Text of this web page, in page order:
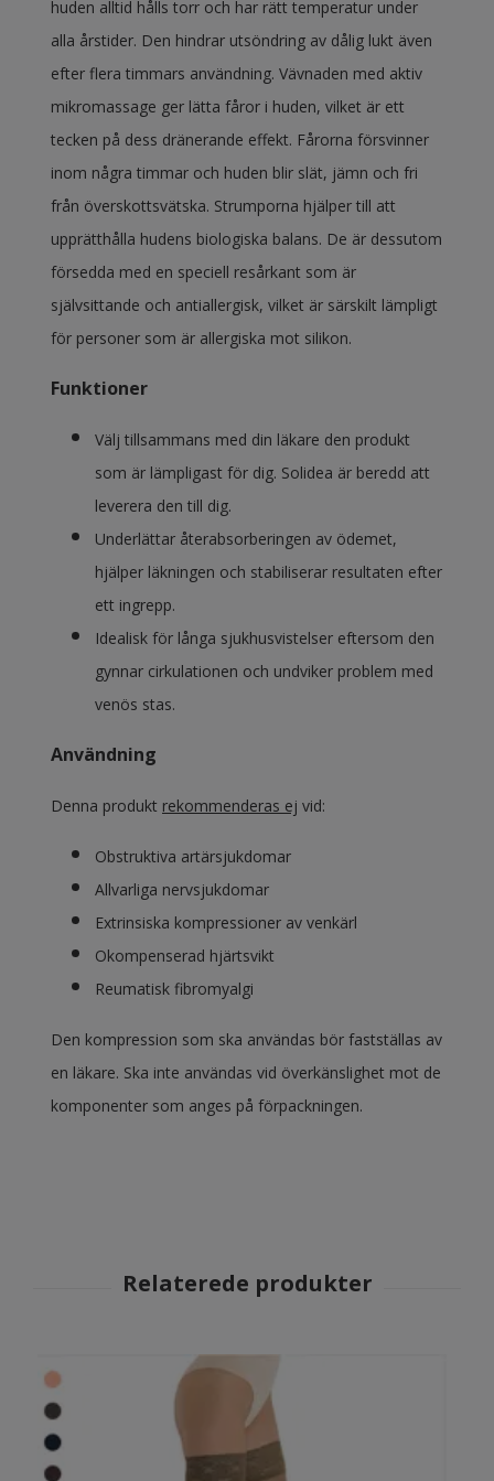
huden alltid hålls torr och har rätt temperatur under
alla årstider. Den hindrar utsöndring av dålig lukt även
efter flera timmars användning. Vävnaden med aktiv
mikromassage ger lätta fåror i huden, vilket är ett
tecken på dess dränerande effekt. Fårorna försvinner
inom några timmar och huden blir slät, jämn och fri
från överskottsvätska. Strumporna hjälper till att
upprätthålla hudens biologiska balans. De är dessutom
försedda med en speciell resårkant som är
självsittande och antiallergisk, vilket är särskilt lämpligt
för personer som är allergiska mot silikon.
Funktioner
Välj tillsammans med din läkare den produkt
som är lämpligast för dig. Solidea är beredd att
leverera den till dig.
Underlättar återabsorberingen av ödemet,
hjälper läkningen och stabiliserar resultaten efter
ett ingrepp.
Idealisk för långa sjukhusvistelser eftersom den
gynnar cirkulationen och undviker problem med
venös stas.
Användning
Denna produkt rekommenderas ej vid:
Obstruktiva artärsjukdomar
Allvarliga nervsjukdomar
Extrinsiska kompressioner av venkärl
Okompenserad hjärtsvikt
Reumatisk fibromyalgi
Den kompression som ska användas bör fastställas av
en läkare. Ska inte användas vid överkänslighet mot de
komponenter som anges på förpackningen.